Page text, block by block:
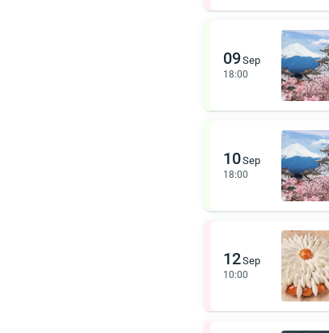
09Sep
18:00
10Sep
18:00
12Sep
10:00